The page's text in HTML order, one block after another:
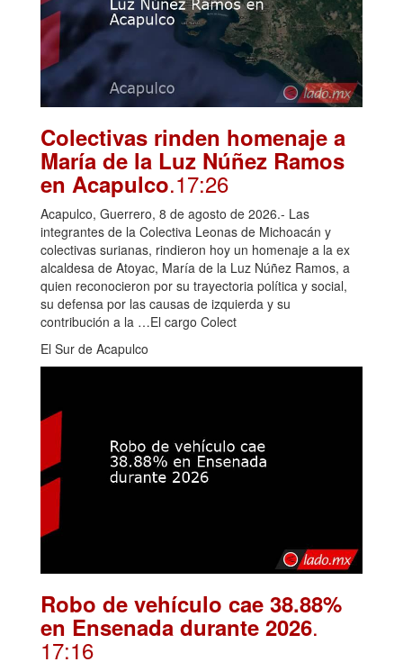
Colectivas rinden homenaje a
María de la Luz Núñez Ramos
en Acapulco.17:26
Acapulco, Guerrero, 8 de agosto de 2026.- Las
integrantes de la Colectiva Leonas de Michoacán y
colectivas surianas, rindieron hoy un homenaje a la ex
alcaldesa de Atoyac, María de la Luz Núñez Ramos, a
quien reconocieron por su trayectoria política y social,
su defensa por las causas de izquierda y su
contribución a la …El cargo Colect
El Sur de Acapulco
Robo de vehículo cae 38.88%
en Ensenada durante 2026.
17:16